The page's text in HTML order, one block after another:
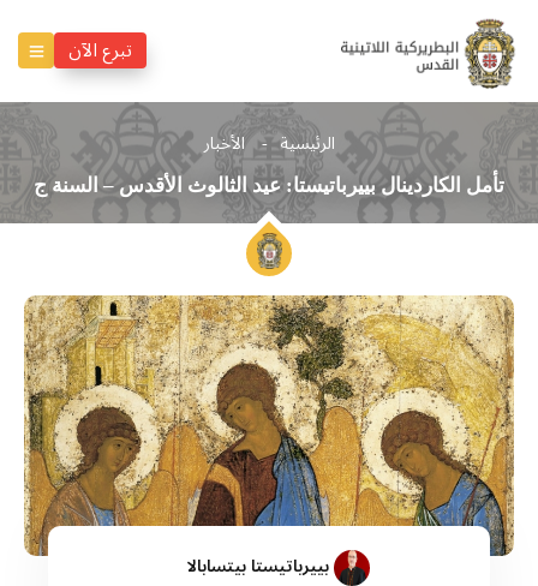
تبرع الآن
الرئيسية الأخبار
تأمل الكاردينال بييرباتيستا: عيد الثالوث الأقدس – السنة ج
بييرباتيستا بيتسابالا